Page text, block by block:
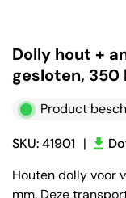
Dolly hout +
gesloten, 350
Product
SKU: 41901 |
Houten dolly voor
mm. Deze